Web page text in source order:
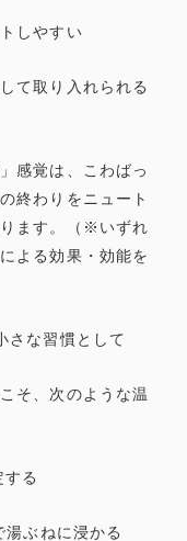
しやすい
て取り入れられる
感覚は、こわばっ
終わりをニュート
ます。（※いずれ
よる効果・効能を
さな習慣として
そ、次のような温
る
ぶねに浸かる